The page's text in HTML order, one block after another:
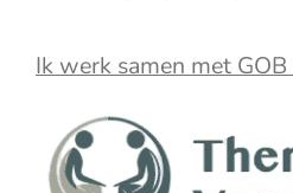
g
m
e
d
n
Ik werk samen met